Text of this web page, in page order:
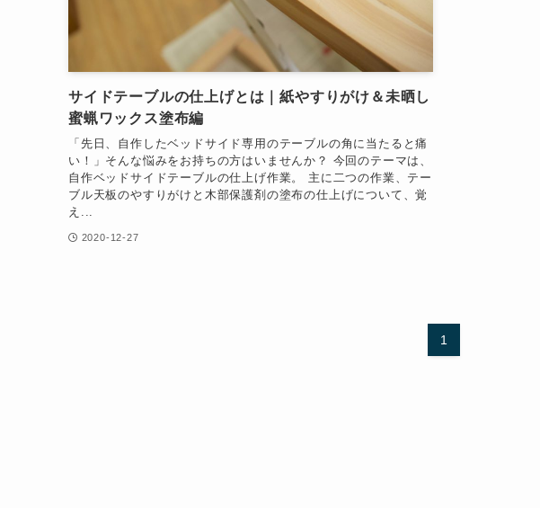
サイドテーブルの仕上げとは｜紙やすりがけ＆未晒し
蜜蝋ワックス塗布編
「先日、自作したベッドサイド専用のテーブルの角に当たると痛
い！」そんな悩みをお持ちの方はいませんか？ 今回のテーマは、
自作ベッドサイドテーブルの仕上げ作業。 主に二つの作業、テー
ブル天板のやすりがけと木部保護剤の塗布の仕上げについて、覚
え...
2020-12-27
1